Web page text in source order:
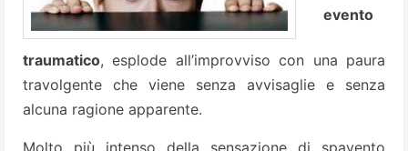
evento
traumatico, esplode all’improvviso con una paura
travolgente che viene senza avvisaglie e senza
alcuna ragione apparente.
Molto più intenso della sensazione di spavento